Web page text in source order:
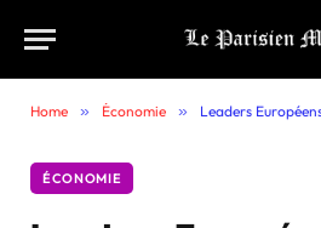
Home » Économie » Leaders Européens Négocient
ÉCONOMIE